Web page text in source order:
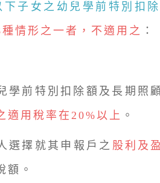
下子女之幼兒學前特別扣除
情形之一者，不適用之 ：
學前特別扣除額及長期照
適用稅率在20%以上 。
選擇就其申報戶之 股利及
額。